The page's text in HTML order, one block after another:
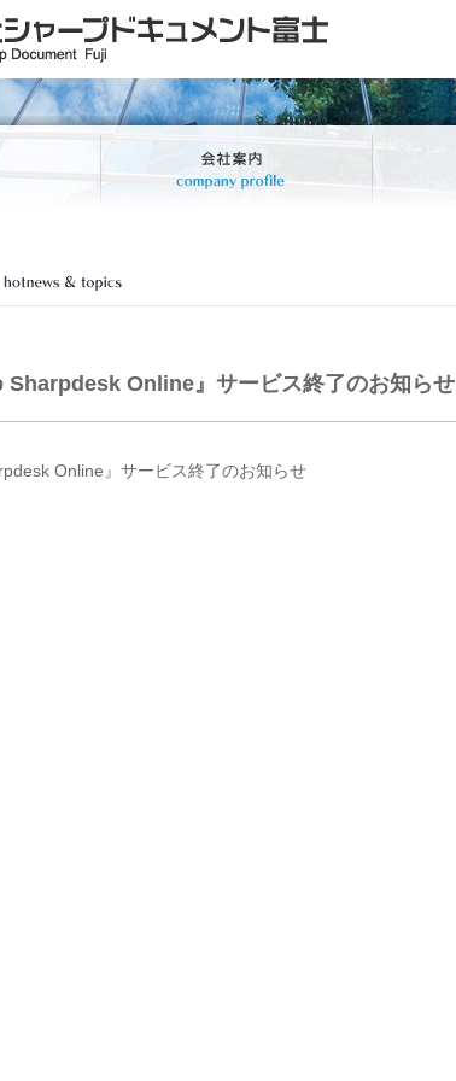
Sharpdesk Online』サービス終了のお知らせ
Online』サービス終了のお知らせ